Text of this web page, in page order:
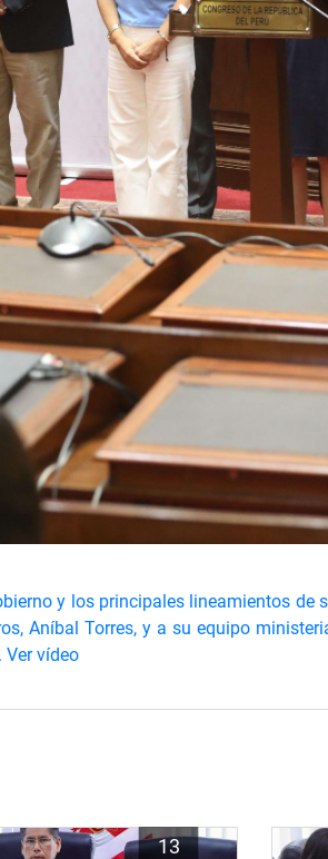
y los principales lineamientos
Aníbal Torres, y a su equipo
Ver vídeo
13